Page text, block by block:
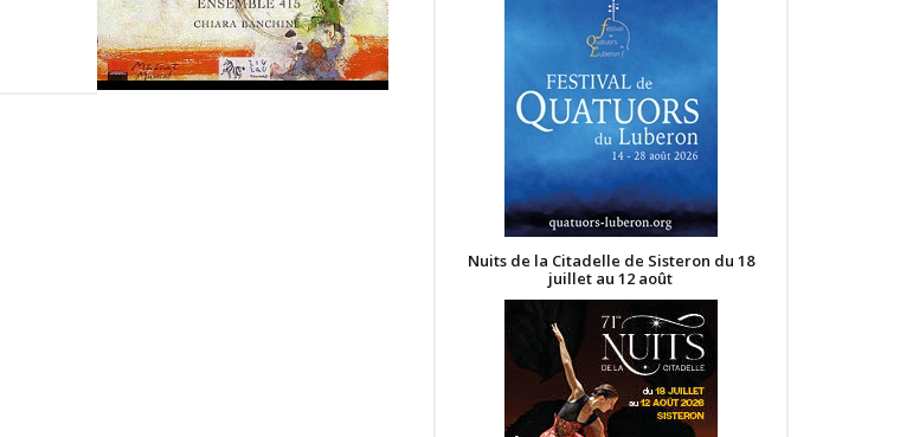
Nuits de la Citadelle de Sisteron du 18
juillet au 12 août